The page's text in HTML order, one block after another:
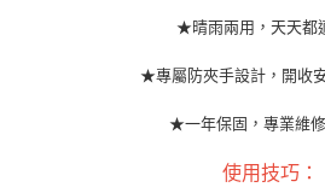
恩沛科技股份有限公司將有權停止該用戶之使
★晴雨兩用，天天都
★專屬防夾手設計，開收
★一年保固，專業維修
使用技巧：